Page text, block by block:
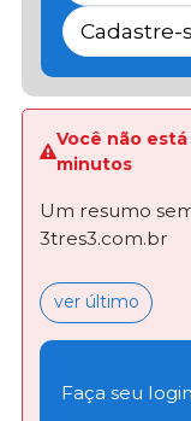
Cadastre-
Você não
minutos
Um resumo
3tres3.com.br
ver último
Faça seu